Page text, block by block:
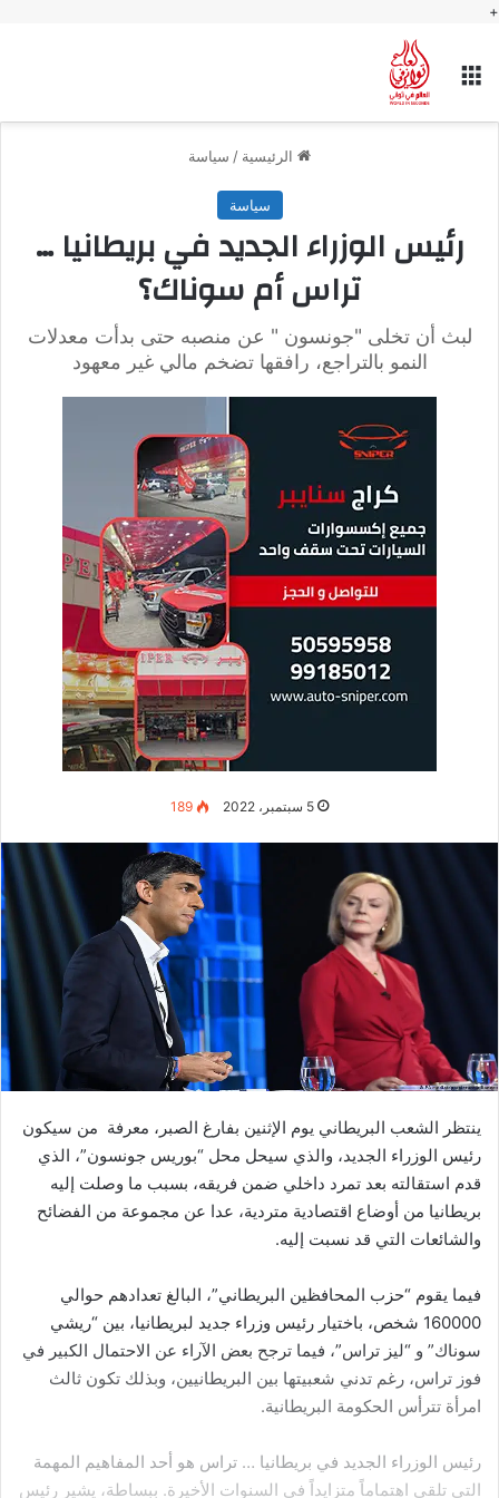
+
القائمة
الرئيسية / سياسة
سياسة
رئيس الوزراء الجديد في بريطانيا …
تراس أم سوناك؟
لبث أن تخلى "جونسون " عن منصبه حتى بدأت معدلات
النمو بالتراجع، رافقها تضخم مالي غير معهود
5 سبتمبر، 2022 189
ينتظر الشعب البريطاني يوم الإثنين بفارغ الصبر، معرفة من سيكون
رئيس الوزراء الجديد، والذي سيحل محل “بوريس جونسون”، الذي
قدم استقالته بعد تمرد داخلي ضمن فريقه، بسبب ما وصلت إليه
بريطانيا من أوضاع اقتصادية متردية، عدا عن مجموعة من الفضائح
والشائعات التي قد نسبت إليه.
فيما يقوم “حزب المحافظين البريطاني”، البالغ تعدادهم حوالي
160000 شخص، باختيار رئيس وزراء جديد لبريطانيا، بين “ريشي
سوناك” و “ليز تراس”، فيما ترجح بعض الآراء عن الاحتمال الكبير في
فوز تراس، رغم تدني شعبيتها بين البريطانيين، وبذلك تكون ثالث
امرأة تترأس الحكومة البريطانية.
رئيس الوزراء الجديد في بريطانيا … تراس هو أحد المفاهيم المهمة
التي تلقى اهتماماً متزايداً في السنوات الأخيرة. ببساطة، يشير رئيس